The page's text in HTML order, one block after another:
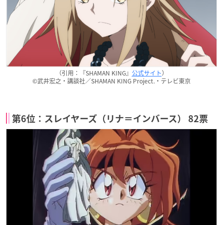
（引用：『SHAMAN KING』 公式サイト）
©武井宏之・講談社／SHAMAN KING Project.・テレビ東京
第6位：スレイヤーズ（リナ＝インバース） 82票